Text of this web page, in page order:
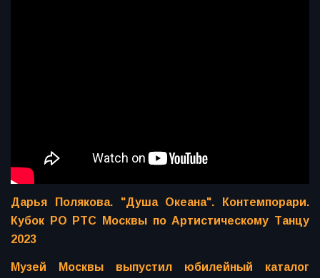
Дарья Полякова. "Душа Океана". Контемпорари.
Кубок РО РТС Москвы по Артистическому Танцу
2023
Музей Москвы выпустил юбилейный каталог